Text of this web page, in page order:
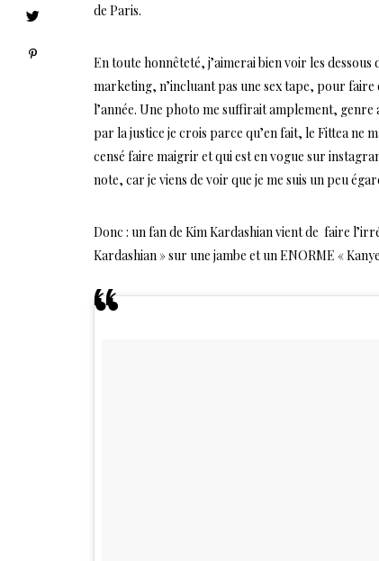
de Paris.
En toute honnêteté, j’aimerai bien voir les
marketing, n’incluant pas une sex tape, pour
l’année. Une photo me suffirait amplement,
par la justice je crois parce qu’en fait, le Fittea ne
censé faire maigrir et qui est en vogue sur
note, car je viens de voir que je me suis un peu
Donc : un fan de Kim Kardashian vient de faire
Kardashian » sur une jambe et un ENORME «